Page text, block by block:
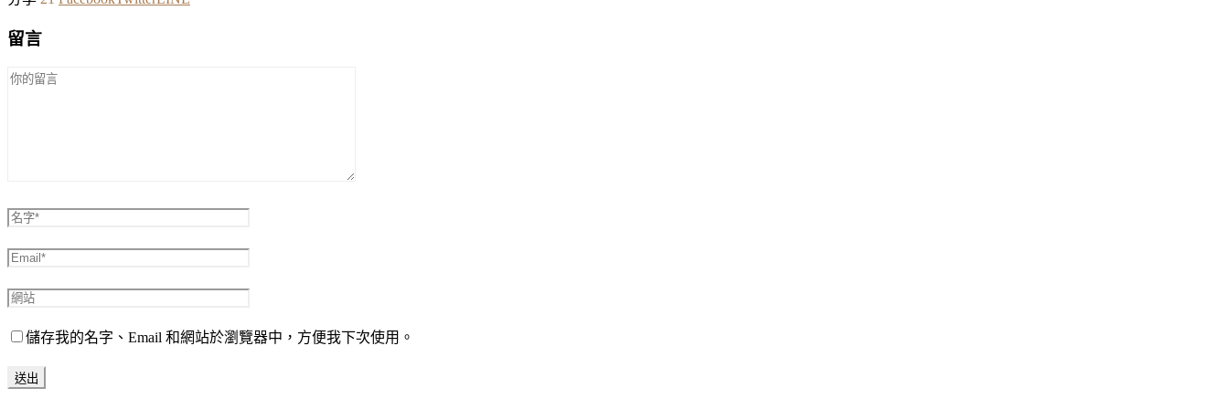
留言
儲存我的名字、Email 和網站於瀏覽器中，方便我下次使用。